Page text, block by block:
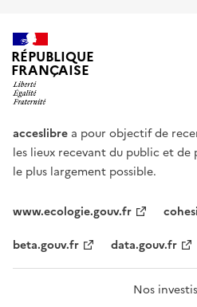
RÉPUBLIQUE
FRANÇAISE
acceslibre a pour objectif de
les lieux recevant du public et
le plus largement possible.
www.ecologie.gouv.fr
beta.gouv.fr
data.gouv.fr
Nos